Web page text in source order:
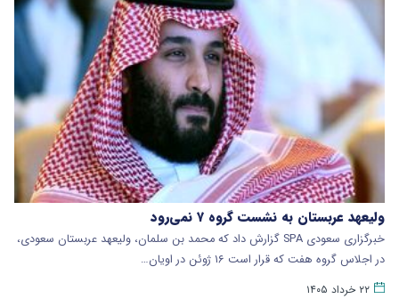
ولیعهد عربستان به نشست گروه ۷ نمی‌رود
خبرگزاری سعودی SPA گزارش داد که محمد بن سلمان، ولیعهد عربستان سعودی،
در اجلاس گروه هفت که قرار است ۱۶ ژوئن در اویان…
۲۲ خرداد ۱۴۰۵